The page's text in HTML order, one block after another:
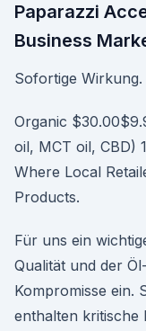
Paparazzi
Business
Sofortige Wirkung.
Organic
oil, MCT oil, CBD)
Where Local
Products.
Für uns ein
Qualität und der
Kompromisse ein.
enthalten kritische